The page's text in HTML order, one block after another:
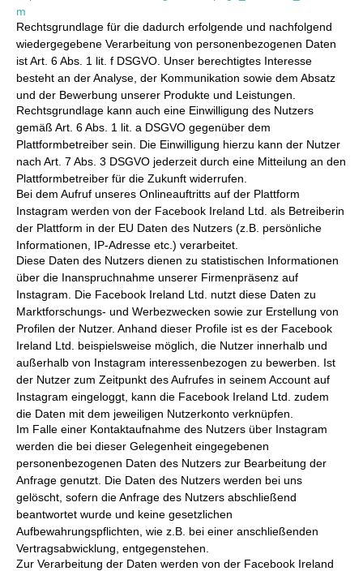
m
Rechtsgrundlage für die dadurch erfolgende und nachfolgend
wiedergegebene Verarbeitung von personenbezogenen Daten
ist Art. 6 Abs. 1 lit. f DSGVO. Unser berechtigtes Interesse
besteht an der Analyse, der Kommunikation sowie dem Absatz
und der Bewerbung unserer Produkte und Leistungen.
Rechtsgrundlage kann auch eine Einwilligung des Nutzers
gemäß Art. 6 Abs. 1 lit. a DSGVO gegenüber dem
Plattformbetreiber sein. Die Einwilligung hierzu kann der Nutzer
nach Art. 7 Abs. 3 DSGVO jederzeit durch eine Mitteilung an den
Plattformbetreiber für die Zukunft widerrufen.
Bei dem Aufruf unseres Onlineauftritts auf der Plattform
Instagram werden von der Facebook Ireland Ltd. als Betreiberin
der Plattform in der EU Daten des Nutzers (z.B. persönliche
Informationen, IP-Adresse etc.) verarbeitet.
Diese Daten des Nutzers dienen zu statistischen Informationen
über die Inanspruchnahme unserer Firmenpräsenz auf
Instagram. Die Facebook Ireland Ltd. nutzt diese Daten zu
Marktforschungs- und Werbezwecken sowie zur Erstellung von
Profilen der Nutzer. Anhand dieser Profile ist es der Facebook
Ireland Ltd. beispielsweise möglich, die Nutzer innerhalb und
außerhalb von Instagram interessenbezogen zu bewerben. Ist
der Nutzer zum Zeitpunkt des Aufrufes in seinem Account auf
Instagram eingeloggt, kann die Facebook Ireland Ltd. zudem
die Daten mit dem jeweiligen Nutzerkonto verknüpfen.
Im Falle einer Kontaktaufnahme des Nutzers über Instagram
werden die bei dieser Gelegenheit eingegebenen
personenbezogenen Daten des Nutzers zur Bearbeitung der
Anfrage genutzt. Die Daten des Nutzers werden bei uns
gelöscht, sofern die Anfrage des Nutzers abschließend
beantwortet wurde und keine gesetzlichen
Aufbewahrungspflichten, wie z.B. bei einer anschließenden
Vertragsabwicklung, entgegenstehen.
Zur Verarbeitung der Daten werden von der Facebook Ireland